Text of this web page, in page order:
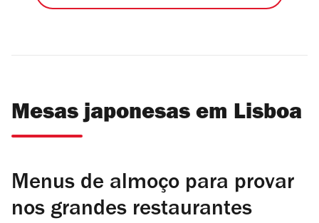
Mesas japonesas em Lisboa
Menus de almoço para provar
nos grandes restaurantes